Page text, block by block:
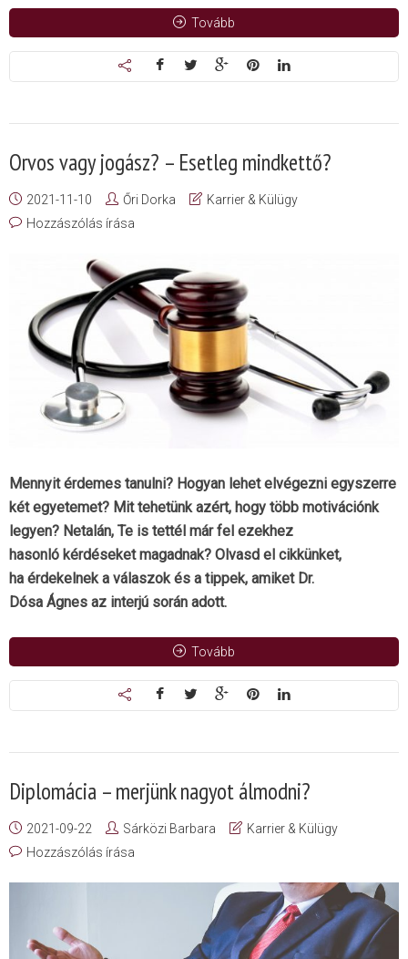
Tovább
Orvos vagy jogász? – Esetleg mindkettő?
2021-11-10 Őri Dorka
Karrier & Külügy
Hozzászólás írása
Mennyit érdemes tanulni? Hogyan lehet elvégezni egyszerre
két egyetemet? Mit tehetünk azért, hogy több motivációnk
legyen? Netalán, Te is tettél már fel ezekhez
hasonló kérdéseket magadnak? Olvasd el cikkünket,
ha érdekelnek a válaszok és a tippek, amiket Dr.
Dósa Ágnes az interjú során adott.
Tovább
Diplomácia – merjünk nagyot álmodni?
2021-09-22 Sárközi Barbara
Karrier & Külügy
Hozzászólás írása